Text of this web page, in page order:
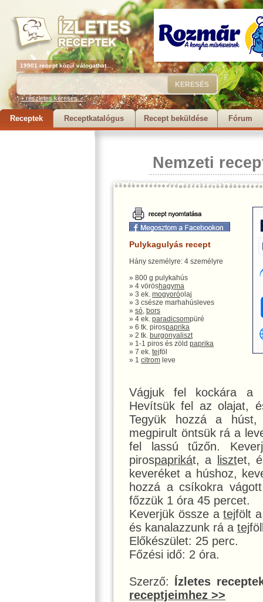
19901 recept közül válogathat...
+ részletes keresés...
Receptek Receptkatalógus Recept beküldése Fórum
Nemzeti
Pulykagulyás recept
Hány személyre: 4 személyre
» 800 g pulykahús
» 4 vöröshagyma
» 3 ek. mogyoróolaj
» 3 csésze marhahúsleves
» só, bors
» 4 ek. paradicsompüré
» 6 tk. pirospaprika
» 2 tk. burgonya liszt
» 1-1 piros és zöld paprika
» 7 ek. tejföl
» 1 citrom leve
Vágjuk fel kockára
Hevítsük fel az olajat,
Tegyük hozzá a
megpirult öntsük rá a
fel lassú tűzőn.
pirospaprikát, a lisztet,
keveréket a húshoz,
hozzá a csíkokra
főzzük 1 óra 45 percet.
Keverjük össze atejfölt
és kanalazzunk rá a tej
Előkészület: 25 perc.
Főzési idő: 2 óra.
Szerző: Ízletes
receptjeimhez >>